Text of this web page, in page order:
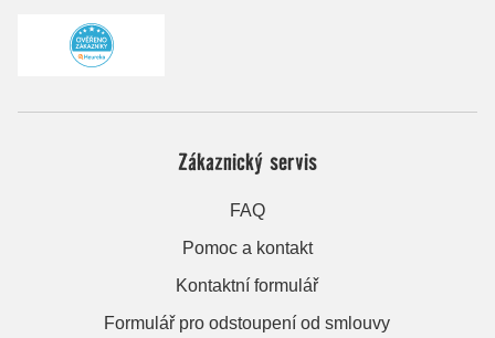
Zákaznický servis
FAQ
Pomoc a kontakt
Kontaktní formulář
Formulář pro odstoupení od smlouvy